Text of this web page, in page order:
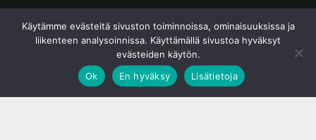
Käytämme evästeitä sivuston toiminnoissa, ominaisuuksissa ja
liikenteen analysoinnissa. Käyttämällä sivustoa hyväksyt
evästeiden käytön.
Ok
En hyväksy Lisätietoja